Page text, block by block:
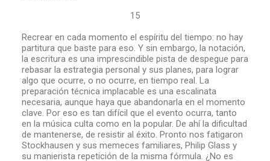
15
Recrear en cada momento el espíritu del tiempo: no hay
partitura que baste para eso. Y sin embargo, la notación,
la escritura es una imprescindible pista de despegue para
rebasar la estrategia personal y sus planes, para lograr
algo que ocurre, o no ocurre, en tiempo real. La
preparación técnica implacable es una escalinata
necesaria, aunque haya que abandonarla en el momento
clave. Por eso es tan difícil que el evento ocurra, tanto
en la música culta como en la popular. De ahí la dificultad
de mantenerse, de resistir al éxito. Pronto nos fatigaron
Stockhausen y sus memeces familiares, Philip Glass y
su manierista repetición de la misma fórmula. ¿No es